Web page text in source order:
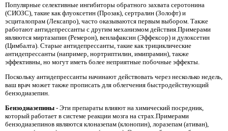
Популярные селективные ингибиторы обратного захвата серотонина
(СИОЗС), такие как флуоксетин (Прозак), сертралин (Золофт) и
эсциталопрам (Лексапро), часто оказываются первым выбором. Также
работают антидепрессанты с другим механизмом действия.Примерами
являются миртазапин (Ремерон), венлафаксин (Эффексор) и дулоксетин
(Цимбалта). Старые антидепрессанты, такие как трициклические
антидепрессанты (например, нортриптилин, имипрамин), также
эффективны, но могут иметь более неприятные побочные эффекты.
Поскольку антидепрессанты начинают действовать через несколько недель,
ваш врач может также прописать для облегчения быстродействующий
бензодиазепин.
Бензодиазепины - Эти препараты влияют на химический посредник,
который работает в системе реакции мозга на страх.Примерами
бензодиазепинов являются клоназепам (клонопин), лоразепам (ативан),